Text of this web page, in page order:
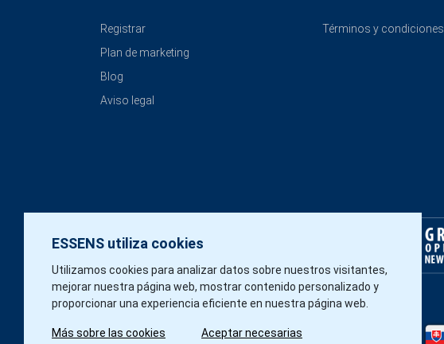
ESSENS utiliza cookies
Utilizamos cookies para analizar datos sobre nuestros visitantes,
mejorar nuestra página web, mostrar contenido personalizado y
proporcionar una experiencia eficiente en nuestra página web.
Más sobre las cookies Aceptar necesarias
Registrar
Plan de marketing
Blog
Aviso legal
Términos y condiciones